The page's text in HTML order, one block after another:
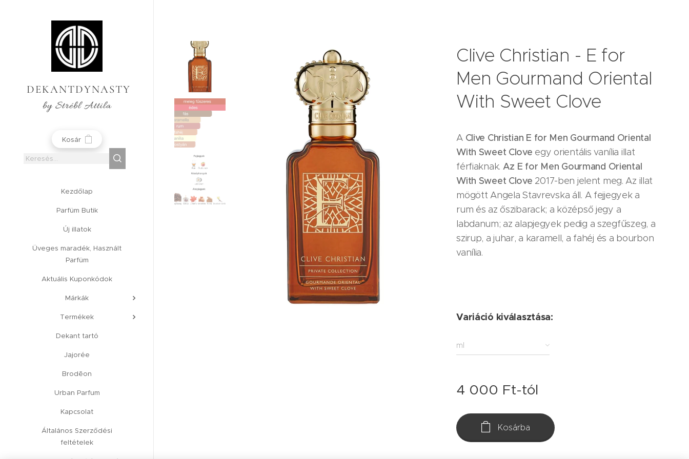
DEKANTDYNASTY
by Strébl Attila
Kosár
Kezdőlap
Parfüm Butik
Új illatok
Üveges maradék, Használt
Parfüm
Aktuális Kuponkódok
Márkák
Termékek
Dekant tartó
Jajorée
Brodēon
Urban Parfum
Kapcsolat
Általános Szerződési
feltételek
Clive Christian - E for
Men Gourmand Oriental
With Sweet Clove
A Clive Christian E for Men Gourmand Oriental
With Sweet Clove egy orientális vanília illat
férfiaknak. Az E for Men Gourmand Oriental
With Sweet Clove 2017-ben jelent meg. Az illat
mögött Angela Stavrevska áll. A fejjegyek a
rum és az őszibarack; a középső jegy a
labdanum; az alapjegyek pedig a szegfűszeg, a
szirup, a juhar, a karamell, a fahéj és a bourbon
vanília.
Variáció kiválasztása:
ml
4 000 Ft-tól
Kosárba